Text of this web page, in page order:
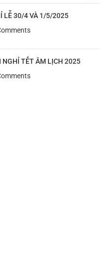
LỄ 30/4 VÀ 1/5/2025
NGHỈ TẾT ÂM LỊCH 2025